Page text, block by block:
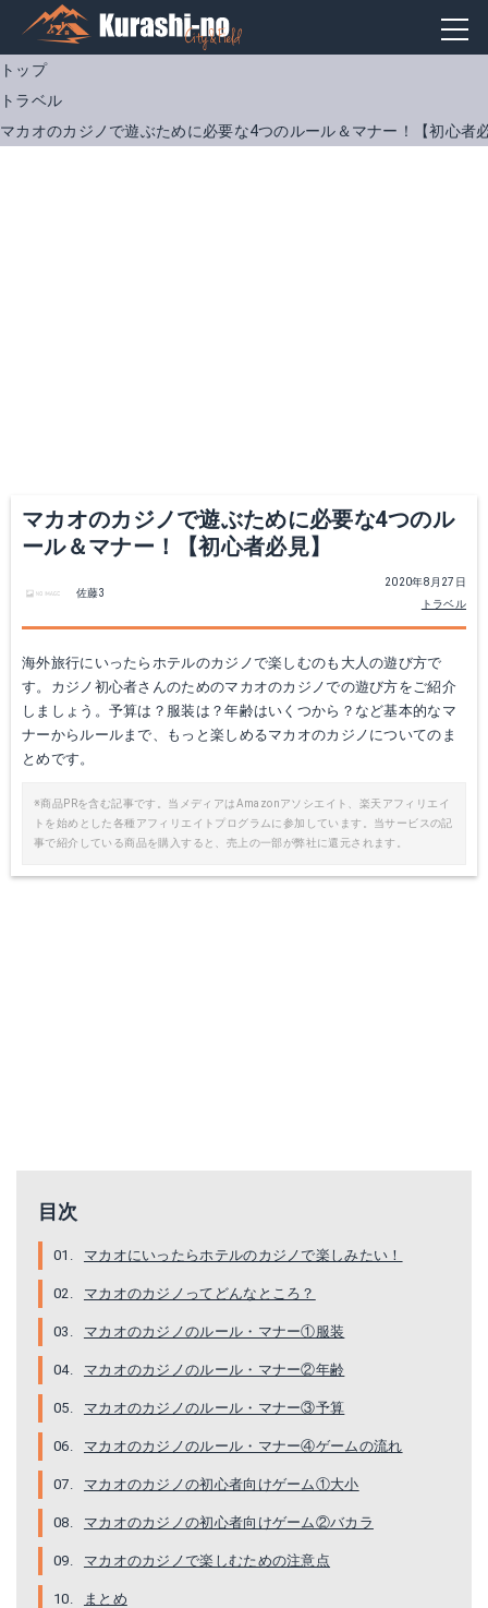
トップ
トラベル
マカオのカジノで遊ぶために必要な4つのルール＆マナー！【初心者
マカオのカジノで遊ぶために必要な4つのル
ール＆マナー！【初心者必見】
2020年8月27日
トラベル
佐藤3
海外旅行にいったらホテルのカジノで楽しむのも大人の遊び方で
す。カジノ初心者さんのためのマカオのカジノでの遊び方をご紹介
しましょう。予算は？服装は？年齢はいくつから？など基本的なマ
ナーからルールまで、もっと楽しめるマカオのカジノについてのま
とめです。
※商品PRを含む記事です。当メディアはAmazonアソシエイト、楽天アフィリエイ
トを始めとした各種アフィリエイトプログラムに参加しています。当サービスの記
事で紹介している商品を購入すると、売上の一部が弊社に還元されます。
目次
マカオにいったらホテルのカジノで楽しみたい！
マカオのカジノってどんなところ？
マカオのカジノのルール・マナー①服装
マカオのカジノのルール・マナー②年齢
マカオのカジノのルール・マナー③予算
マカオのカジノのルール・マナー④ゲームの流れ
マカオのカジノの初心者向けゲーム①大小
マカオのカジノの初心者向けゲーム②バカラ
マカオのカジノで楽しむための注意点
まとめ